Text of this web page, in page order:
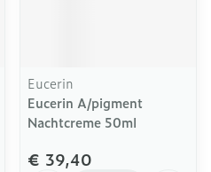
Eucerin
Eucerin A/pigment
Nachtcreme 50ml
€ 39,40